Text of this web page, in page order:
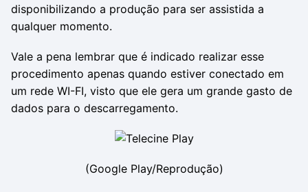
disponibilizando a produção para ser assistida a
qualquer momento.
Vale a pena lembrar que é indicado realizar esse
procedimento apenas quando estiver conectado em
um rede WI-FI, visto que ele gera um grande gasto de
dados para o descarregamento.
(Google Play/Reprodução)